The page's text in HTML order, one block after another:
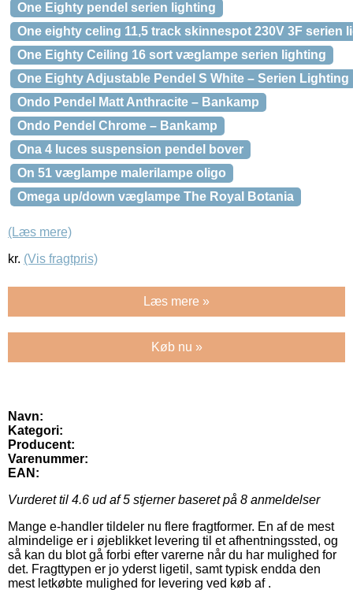
One Eighty pendel serien lighting
One eighty celing 11,5 track skinnespot 230V 3F serien
One Eighty Ceiling 16 sort væglampe serien lighting
One Eighty Adjustable Pendel S White – Serien Lighting
Ondo Pendel Matt Anthracite – Bankamp
Ondo Pendel Chrome – Bankamp
Ona 4 luces suspension pendel bover
On 51 væglampe malerilampe oligo
Omega up/down væglampe The Royal Botania
(Læs mere)
kr. (Vis fragtpris)
Læs mere »
Køb nu »
Navn:
Kategori:
Producent:
Varenummer:
EAN:
Vurderet til 4.6 ud af 5 stjerner baseret på 8 anmeldelser
Mange e-handler tildeler nu flere fragtformer. En af de mest
almindelige er i øjeblikket levering til et afhentningssted, og
så kan du blot gå forbi efter varerne når du har mulighed for
det. Fragttypen er jo yderst ligetil, samt typisk endda den
mest letkøbte mulighed for levering ved køb af .